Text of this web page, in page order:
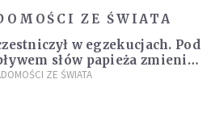
ZE ŚWIATA
w egzekucjach. Pod
słów papieża zmienił
ZE ŚWIATA